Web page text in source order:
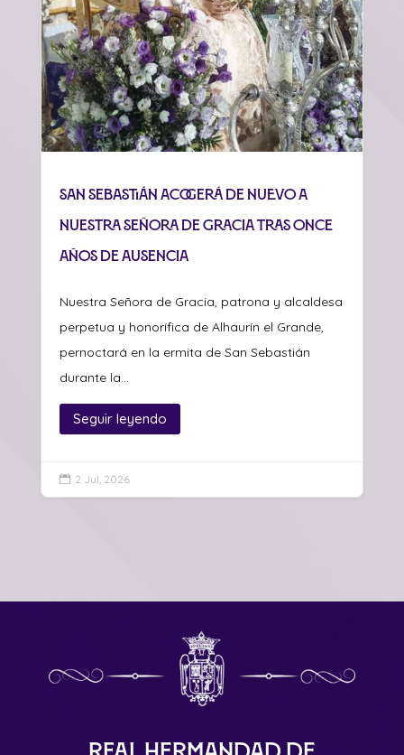
San Sebastián acogerá de nuevo a
Nuestra Señora de Gracia tras once
años de ausencia
Nuestra Señora de Gracia, patrona y alcaldesa
perpetua y honorífica de Alhaurín el Grande,
pernoctará en la ermita de San Sebastián
durante la...
Seguir leyendo
 2 Jul, 2026